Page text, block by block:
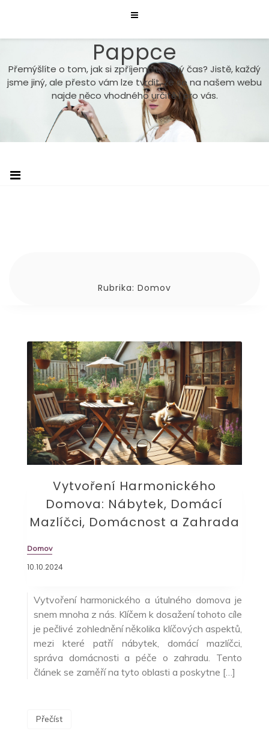
content
Pappce
Přemýšlíte o tom, jak si zpříjemnit volný čas? Jistě, každý
jsme jiný, ale přesto vám lze tvrdit, že se na našem webu
najde něco vhodného určitě i pro vás.
Rubrika: Domov
Vytvoření Harmonického
Domova: Nábytek, Domácí
Mazlíčci, Domácnost a Zahrada
Domov
10.10.2024
Vytvoření harmonického a útulného domova je
snem mnoha z nás. Klíčem k dosažení tohoto cíle
je pečlivé zohlednění několika klíčových aspektů,
mezi které patří nábytek, domácí mazlíčci,
správa domácnosti a péče o zahradu. Tento
článek se zaměří na tyto oblasti a poskytne […]
Přečíst